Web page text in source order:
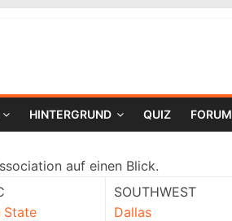
HINTERGRUND QUIZ FORUM
auf einen Blick.
State
SOUTHWEST
Dallas